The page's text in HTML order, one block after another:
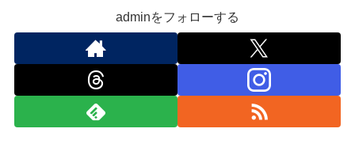
adminをフォローする